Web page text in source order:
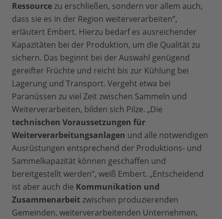
Ressourcezu erschließen, sondern vor allem auch,
dass sie es in der Region weiterverarbeiten“,
erläutert Embert. Hierzu bedarf es ausreichender
Kapazitäten bei der Produktion, um die Qualität zu
sichern. Das beginnt bei der Auswahl genügend
gereifter Früchte und reicht bis zur Kühlung bei
Lagerung und Transport. Vergeht etwa bei
Paranüssen zu viel Zeit zwischen Sammeln und
Weiterverarbeiten, bilden sich Pilze. „Die
technischen Voraussetzungen für
Weiterverarbeitungsanlagen und alle notwendigen
Ausrüstungen entsprechend der Produktions- und
Sammelkapazität können geschaffen und
bereitgestellt werden“, weiß Embert. „Entscheidend
ist aber auch die Kommunikation und
Zusammenarbeitzwischen produzierenden
Gemeinden, weiterverarbeitenden Unternehmen,